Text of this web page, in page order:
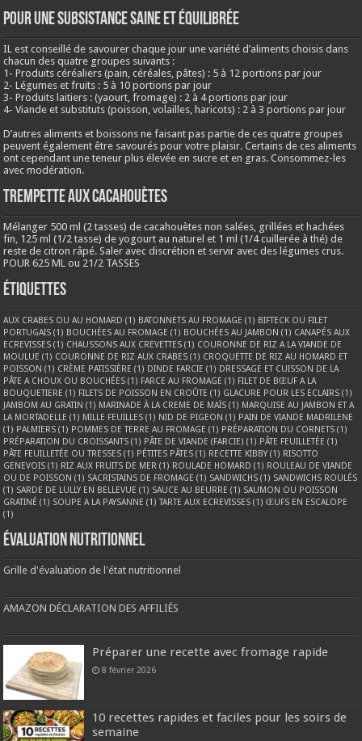
Pour une subsistance saine et équilibrée
IL est conseillé de savourer chaque jour une variété d’aliments choisis dans
chacun des quatre groupes suivants :
1- Produits céréaliers (pain, céréales, pâtes) : 5 à 12 portions par jour
2- Légumes et fruits : 5 à 10 portions par jour
3- Produits laitiers : (yaourt, fromage) : 2 à 4 portions par jour
4- Viande et substituts (poisson, volailles, haricots) : 2 à 3 portions par jour
D’autres aliments et boissons ne faisant pas partie de ces quatre groupes
peuvent également être savourés pour votre plaisir. Certains de ces aliments
ont cependant une teneur plus élevée en sucre et en gras. Consommez-les
avec modération.
Trempette aux cacahouètes
Mélanger 500 ml (2 tasses) de cacahouètes non salées, grillées et hachées
fin, 125 ml (1/2 tasse) de yogourt au naturel et 1 ml (1/4 cuillerée à thé) de
reste de citron râpé. Saler avec discrétion et servir avec des légumes crus.
POUR 625 ML ou 21/2 TASSES
Étiquettes
AUX CRABES OU AU HOMARD (1) BATONNETS AU FROMAGE (1) BIFTECK OU FILET
PORTUGAIS (1) BOUCHÉES AU FROMAGE (1) BOUCHÉES AU JAMBON (1) CANAPÉS AUX
ECREVISSES (1) CHAUSSONS AUX CREVETTES (1) COURONNE DE RIZ A LA VIANDE DE
MOULUE (1) COURONNE DE RIZ AUX CRABES (1) CROQUETTE DE RIZ AU HOMARD ET
POISSON (1) CRÈME PATISSIÈRE (1) DINDE FARCIE (1) DRESSAGE ET CUISSON DE LA
PÂTE A CHOUX OU BOUCHÉES (1) FARCE AU FROMAGE (1) FILET DE BŒUF A LA
BOUQUETIERE (1) FILETS DE POISSON EN CROÛTE (1) GLACURE POUR LES ECLAIRS (1)
JAMBOM AU GRATIN (1) MARINADE À LA CREME DE MAÏS (1) MARQUISE AU JAMBON ET A
LA MORTADELLE (1) MILLE FEUILLES (1) NID DE PIGEON (1) PAIN DE VIANDE MADRILENE
(1) PALMIERS (1) POMMES DE TERRE AU FROMAGE (1) PRÉPARATION DU CORNETS (1)
PRÉPARATION DU CROISSANTS (1) PÂTE DE VIANDE (FARCIE) (1) PÂTE FEUILLETÉE (1)
PÂTE FEUILLETÉE OU TRESSES (1) PÉTITES PÂTES (1) RECETTE KIBBY (1) RISOTTO
GENEVOIS (1) RIZ AUX FRUITS DE MER (1) ROULADE HOMARD (1) ROULEAU DE VIANDE
OU DE POISSON (1) SACRISTAINS DE FROMAGE (1) SANDWICHS (1) SANDWICHS ROULÉS
(1) SARDE DE LULLY EN BELLEVUE (1) SAUCE AU BEURRE (1) SAUMON OU POISSON
GRATINÉ (1) SOUPE A LA PAYSANNE (1) TARTE AUX ECREVISSES (1) ŒUFS EN ESCALOPE
(1)
Évaluation nutritionnel
Grille d'évaluation de l'état nutritionnel
AMAZON DÉCLARATION DES AFFILIÉS
Préparer une recette avec fromage rapide
8 février 2026
10 recettes rapides et faciles pour les soirs de
semaine